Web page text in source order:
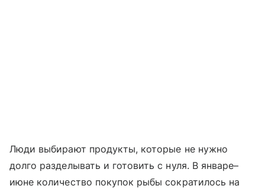
Люди выбирают продукты, которые не нужно
долго разделывать и готовить с нуля. В январе–
июне количество покупок рыбы сократилось на